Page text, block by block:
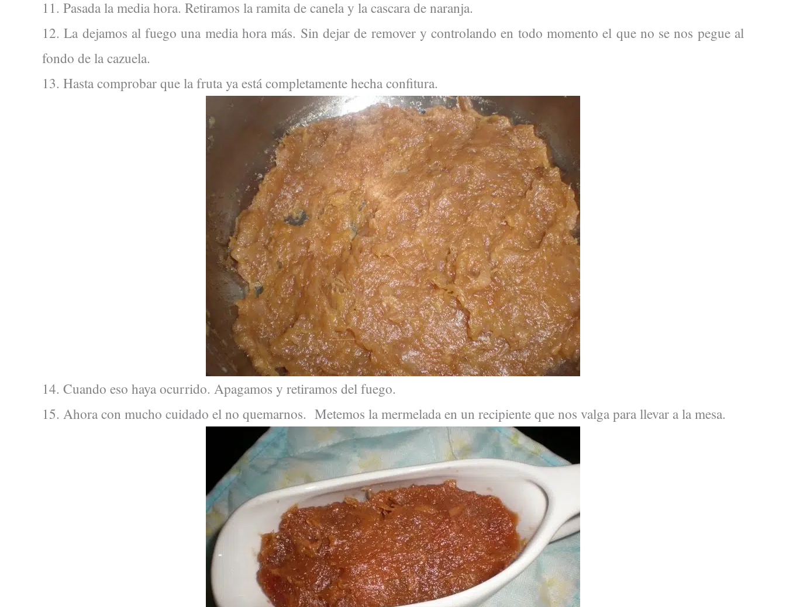
11. Pasada la media hora. Retiramos la ramita de canela y la cascara de naranja.
12. La dejamos al fuego una media hora más. Sin dejar de remover y controlando en todo momento el que no se nos pegue al
fondo de la cazuela.
13. Hasta comprobar que la fruta ya está completamente hecha confitura.
14. Cuando eso haya ocurrido. Apagamos y retiramos del fuego.
15. Ahora con mucho cuidado el no quemarnos. Metemos la mermelada en un recipiente que nos valga para llevar a la mesa.